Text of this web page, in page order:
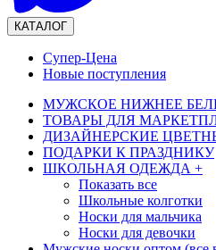
КАТАЛОГ
Супер-Цена
Новые поступления
МУЖСКОЕ НИЖНЕЕ
ТОВАРЫ ДЛЯ
ДИЗАЙНЕРСКИЕ
ПОДАРКИ К ПРАЗДНИКУ
ШКОЛЬНАЯ ОДЕЖДА +
Показать все
Школьные колготки
Носки для мальчика
Носки для девочки